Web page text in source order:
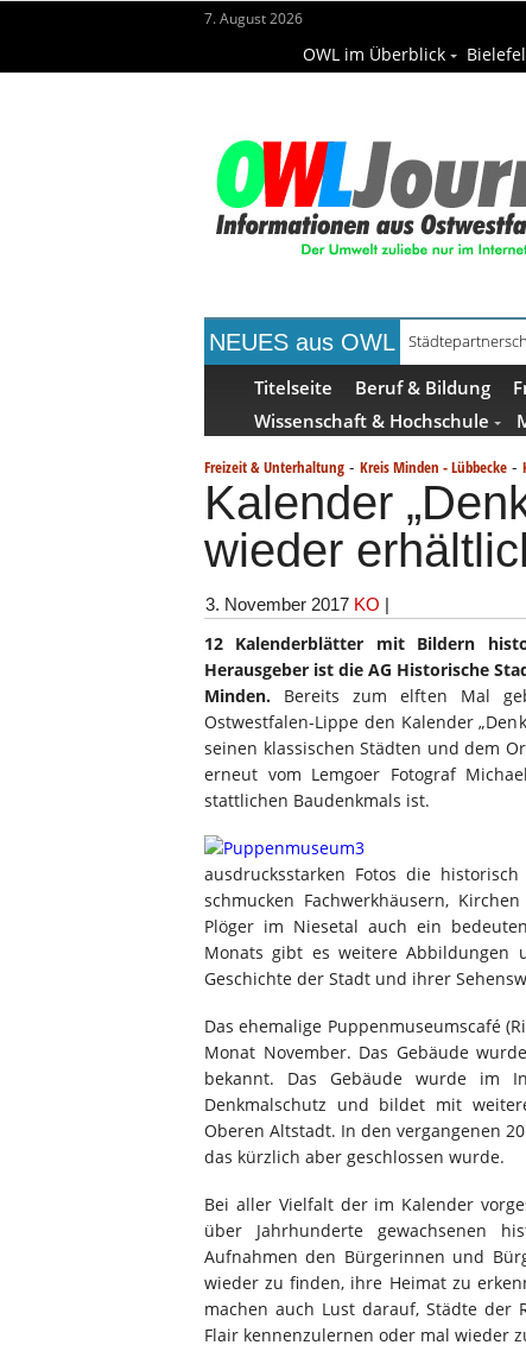
7. August 2026
OWL im Überblick
NEUES aus OWL
Titelseite Beruf & Bildung
Wissenschaft & Hochschule
Freizeit & Unterhaltung - Kreis Minden - Lübbecke -
Kalender
wieder
3. November 2017 KO |
12 Kalenderblätter mit Bildern
Herausgeber ist die AG Historische
Minden. Bereits zum elften Mal
Ostwestfalen-Lippe den Kalender
seinen klassischen Städten und dem
erneut vom Lemgoer Fotograf
stattlichen Baudenkmals ist.
ausdrucksstarken Fotos die
schmucken Fachwerkhäusern,
Plöger im Niesetal auch ein
Monats gibt es weitere Abbildungen
Geschichte der Stadt und ihrer
Das ehemalige Puppenmuseumscafé
Monat November. Das Gebäude
bekannt. Das Gebäude wurde im
Denkmalschutz und bildet mit
Oberen Altstadt. In den vergangenen
das kürzlich aber geschlossen wurde.
Bei aller Vielfalt der im Kalender
über Jahrhunderte gewachsenen
Aufnahmen den Bürgerinnen und
wieder zu finden, ihre Heimat zu
machen auch Lust darauf, Städte der
Flair kennenzulernen oder mal wieder